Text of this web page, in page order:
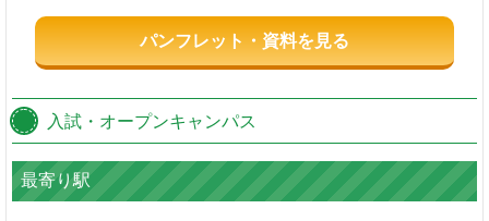
パンフレット・資料を見る
入試・オープンキャンパス
最寄り駅